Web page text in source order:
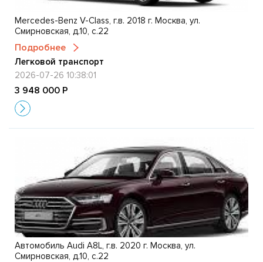
Mercedes-Benz V-Class, г.в. 2018 г. Москва, ул.
Смирновская, д.10, с.22
Подробнее
Легковой транспорт
2026-07-26 10:38:01
3 948 000 Р
Автомобиль Audi A8L, г.в. 2020 г. Москва, ул.
Смирновская, д.10, с.22